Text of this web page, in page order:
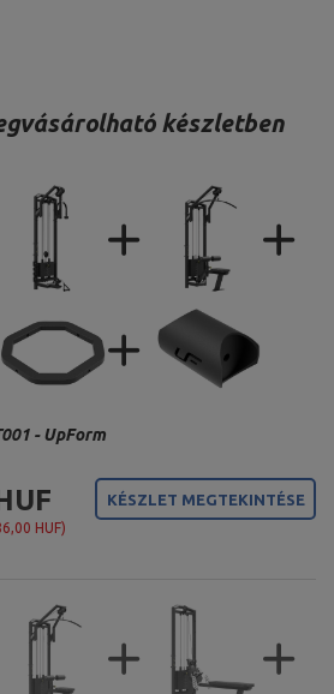
készletben
HUF)
KÉSZLET MEGTEKINTÉSE
- UpForm